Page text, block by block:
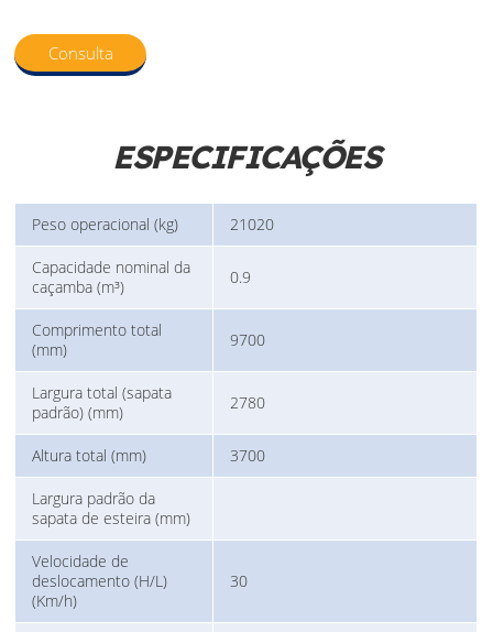
Consulta
ESPECIFICAÇÕES
Peso operacional (kg) 21020
Capacidade nominal da
caçamba (m³)
0.9
Comprimento total
(mm)
9700
Largura total (sapata
padrão) (mm)
2780
Altura total (mm) 3700
Largura padrão da
sapata de esteira (mm)
Velocidade de
deslocamento (H/L)
(Km/h)
30